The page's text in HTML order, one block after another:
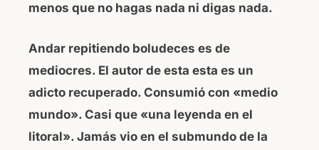
menos que no hagas nada ni digas nada.
Andar repitiendo boludeces es de
mediocres. El autor de esta esta es un
adicto recuperado. Consumió con «medio
mundo». Casi que «una leyenda en el
litoral». Jamás vio en el submundo de la